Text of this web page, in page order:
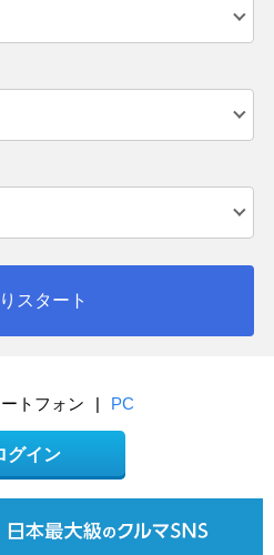
スタート
トフォン | PC
グイン